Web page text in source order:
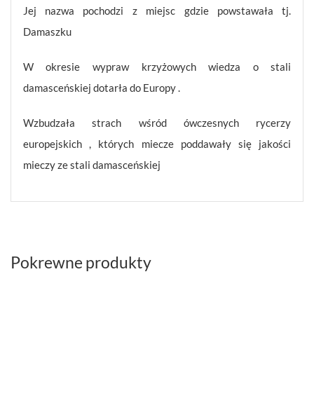
Jej nazwa pochodzi z miejsc gdzie powstawała tj.
Damaszku
W okresie wypraw krzyżowych wiedza o stali
damasceńskiej dotarła do Europy .
Wzbudzała strach wśród ówczesnych rycerzy
europejskich , których miecze poddawały się jakości
mieczy ze stali damasceńskiej
Pokrewne produkty